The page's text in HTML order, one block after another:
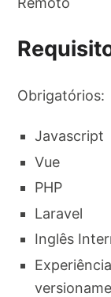
Obrigatórios:
Javascript
Vue
PHP
Laravel
Inglês